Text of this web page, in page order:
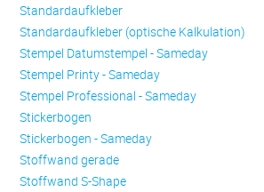
Standardaufkleber
Standardaufkleber (optische Kalkulation)
Stempel Datumstempel - Sameday
Stempel Printy - Sameday
Stempel Professional - Sameday
Stickerbogen
Stickerbogen - Sameday
Stoffwand gerade
Stoffwand S-Shape